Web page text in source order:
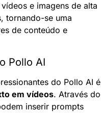
e imagens de alta
tornando-se uma
de conteúdo e
Pollo AI
do Pollo AI é
em vídeos. Através do
inserir prompts